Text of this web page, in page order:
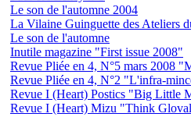
Le son de l'automne 2004
La Vilaine Guinguette des Ateliers
Le son de l'automne
Inutile magazine "First issue 2008"
Revue Pliée en 4, N°5 mars 2008
Revue Pliée en 4, N°2 "L'infra-
Revue I (Heart) Postics "Big Little
Revue I (Heart) Mizu "Think